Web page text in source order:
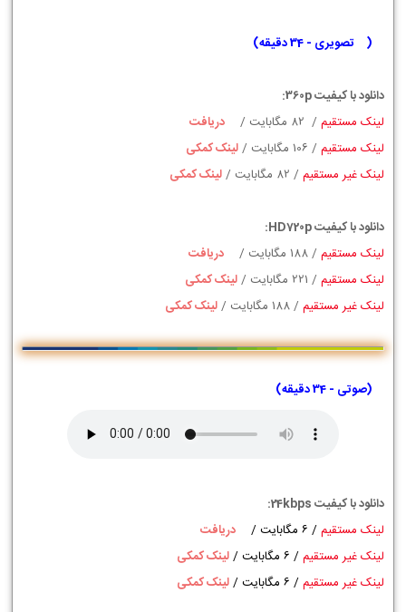
( تصویری - 34 دقیقه )
دانلود با کیفیت 360p:
لینک مستقیم / 82 مگابایت /
دریافت
لینک مستقیم / 106 مگابایت /
لینک کمکی
لینک غیر مستقیم / 82 مگابایت / لینک کمکی
دانلود با کیفیت HD720p:
لینک مستقیم /
188 مگابایت /
دریافت
لینک مستقیم /
221 مگابایت /لینک کمکی
لینک غیر مستقیم /
188 مگابایت /لینک کمکی
(صوتی - 34 دقیقه)
دانلود با کیفیت 24kbps:
لینک مستقیم/ 6 مگابایت /
دریافت
لینک غیر مستقیم/ 6 مگابایت /لینک کمکی
لینک غیر مستقیم/ 6 مگابایت /لینک کمکی